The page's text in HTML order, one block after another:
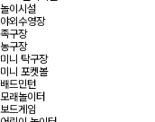
놀이시설
야외수영장
족구장
농구장
미니 탁구장
미니 포켓볼
배드민턴
모래놀이터
보드게임